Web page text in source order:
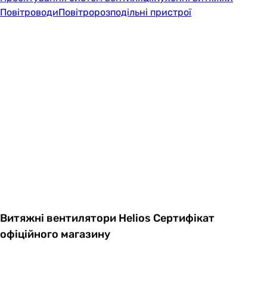
ПовітроводиПовітророзподільні пристрої
Витяжні вентилятори Helios Сертифікат
офіційного магазину